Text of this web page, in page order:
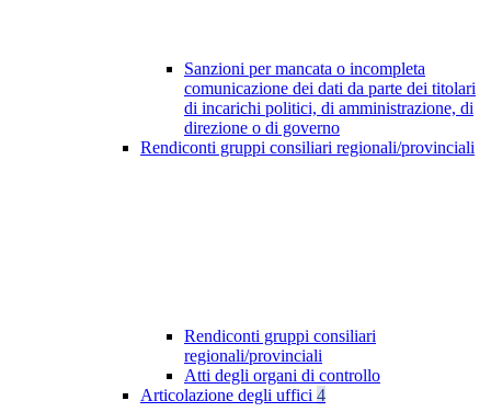
Sanzioni per mancata o incompleta
comunicazione dei dati da parte dei titolari
di incarichi politici, di amministrazione, di
direzione o di governo
Rendiconti gruppi consiliari regionali/provinciali
Rendiconti gruppi consiliari
regionali/provinciali
Atti degli organi di controllo
Articolazione degli uffici 4